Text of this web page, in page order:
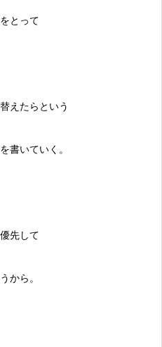
とって
えたらという
書いていく。
先して
から。